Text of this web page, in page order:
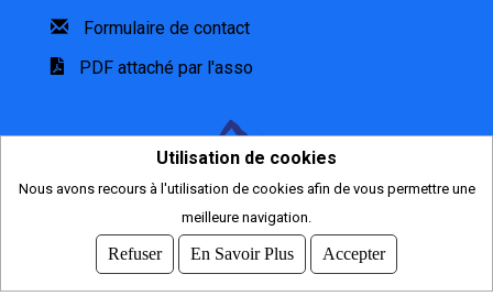
Formulaire de contact
PDF attaché par l'asso
2026
© COMITI -CGVU
OPTIMISÉ POUR CHROME ET FIREFOX
Utilisation de cookies
Nous avons recours à l'utilisation de cookies afin de vous permettre une
meilleure navigation.
Refuser En Savoir Plus Accepter